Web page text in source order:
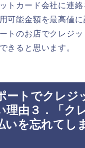
トカード会社に連
可能金額を最高値に
トのお店でクレジッ
きると思います。
ートでクレジ
理由３．「ク
いを忘れてし